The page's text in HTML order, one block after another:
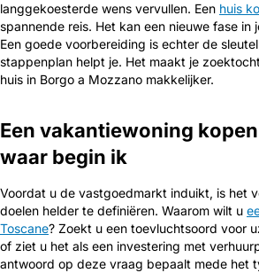
langgekoesterde wens vervullen. Een huis
spannende reis. Het kan een nieuwe fase in
Een goede voorbereiding is echter de
stappenplan helpt je. Het maakt je
huis in Borgo a Mozzano makkelijker.
Een vakantiewoning
waar begin ik
Voordat u de vastgoedmarkt induikt, is het
doelen helder te definiëren. Waarom wilt u
Toscane? Zoekt u een toevluchtsoord voor
of ziet u het als een investering met
antwoord op deze vraag bepaalt mede het